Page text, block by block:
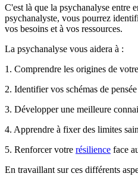
C'est là que la psychanalyse entre
psychanalyste, vous pourrez
vos besoins et à vos ressources.
La psychanalyse vous aidera à :
1. Comprendre les origines de
2. Identifier vos schémas de
3. Développer une meilleure
4. Apprendre à fixer des limites
5. Renforcer votre résilience face
En travaillant sur ces différents